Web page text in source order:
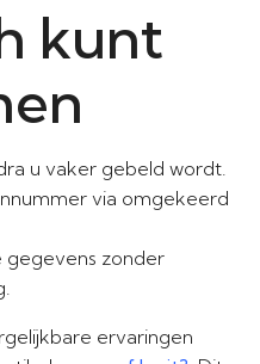
kunt
u vaker gebeld wordt.
via omgekeerd
gegevens zonder
ervaringen